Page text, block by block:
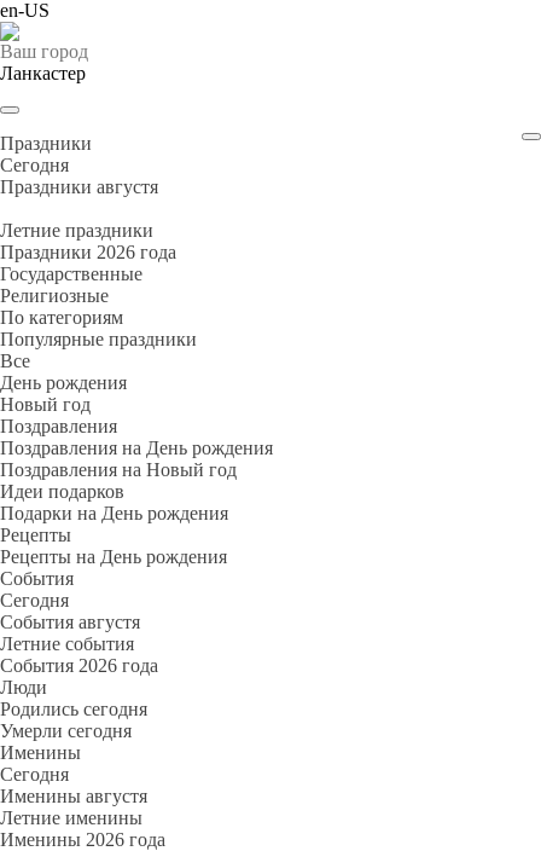
en-US
Ваш город
Ланкастер
Праздники
Cегодня
Праздники августя
Летние праздники
Праздники 2026 года
Государственные
Религиозные
По категориям
Популярные праздники
Все
День рождения
Новый год
Поздравления
Поздравления на День рождения
Поздравления на Новый год
Идеи подарков
Подарки на День рождения
Рецепты
Рецепты на День рождения
События
Cегодня
События августя
Летние события
События 2026 года
Люди
Родились сегодня
Умерли сегодня
Именины
Cегодня
Именины августя
Летние именины
Именины 2026 года